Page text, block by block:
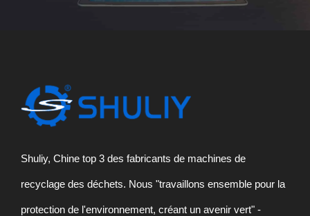
Shuliy, Chine top 3 des fabricants de machines de
recyclage des déchets. Nous "travaillons ensemble pour la
protection de l'environnement, créant un avenir vert" -